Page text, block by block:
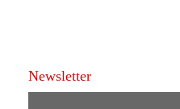
Newsletter